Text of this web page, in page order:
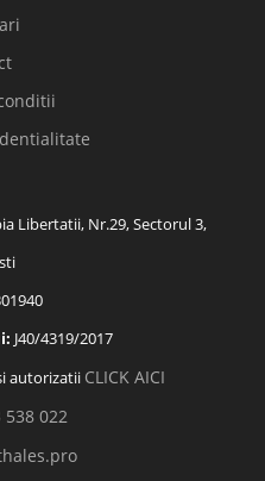
Libertatii, Nr.29, Sectorul 3,
J40/4319/2017
autorizatii CLICK AICI
538 022